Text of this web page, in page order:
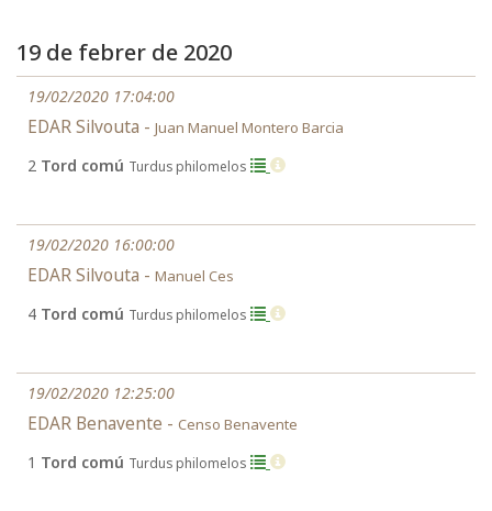
19 de febrer de 2020
19/02/2020 17:04:00
EDAR Silvouta - Juan Manuel Montero Barcia
2 Tord comú Turdus philomelos
19/02/2020 16:00:00
EDAR Silvouta - Manuel Ces
4 Tord comú Turdus philomelos
19/02/2020 12:25:00
EDAR Benavente - Censo Benavente
1 Tord comú Turdus philomelos